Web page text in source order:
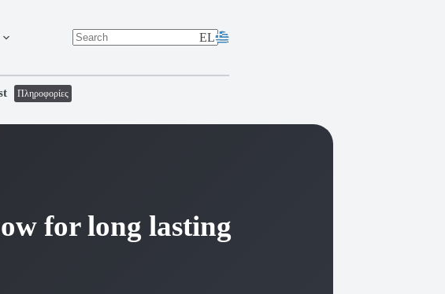
EL
Πληροφορίες
for long lasting